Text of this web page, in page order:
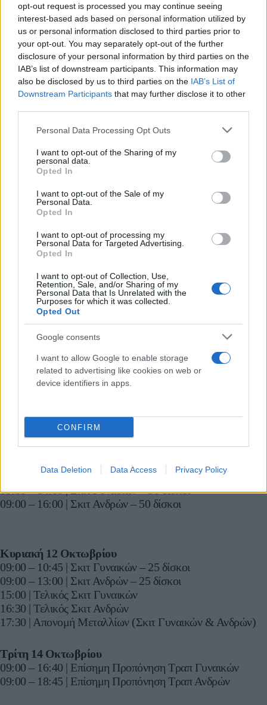
opt-out request is processed you may continue seeing
interest-based ads based on personal information utilized by
us or personal information disclosed to third parties prior to
your opt-out. You may separately opt-out of the further
disclosure of your personal information by third parties on the
IAB’s list of downstream participants. This information may
also be disclosed by us to third parties on the IAB’s List of
Downstream Participants that may further disclose it to other
Please note that this website/app uses one or more Google
not limited to your visit or usage behaviour. You may click to
grant or deny consent to Google and its third-party tags to
use your data for below specified purposes in below Google
consent section.
Personal Data Processing Opt Outs
I want to opt-out of the Sharing of my
personal data.
Opted In
I want to opt-out of the Sale of my
Personal Data.
Opted In
I want to opt-out of processing my
Personal Data for Targeted Advertising.
Opted In
I want to opt-out of Collection, Use,
Retention, Sale, and/or Sharing of my
Personal Data that Is Unrelated with the
Purposes for which it was collected.
Opted Out
Google consents
I want to allow Google to enable storage
related to advertising like cookies on web or
device identifiers in apps.
CONFIRM
Data Deletion Data Access Privacy Policy
Στο skeet των γυναικών, οι Ηνωμένες Πολιτείες
κατεβαίνουν με τριάδα-φωτιά: την τρεις φορές
Ολυμπιονίκη και θρύλο του αθλήματος,Κίμπερλι Ρόουντ
τη νούμερο ένα στον κόσμοΣαμάνθα Σάιμοντονκαι τη
φιναλίστ του περσινού ΠαγκοσμίουΝτάνια Βίτσι, όλες με
χρυσά στο Παγκόσμιο Κύπελλο φέτος. Αντίπαλο δέος
αποτελεί ηΑρίνα Κουζνέτσοβα(Ρωσία), ενώ την
ελληνική ελπίδα για μετάλλιο εκπροσωπεί η
Κατζουράκη
Λουσί Αναστασιού, την ΙταλίδαΝτιάνα Μπακόζικαι την
Τζιανγκ Γιτινγκ
Στους άνδρες, ξεχωρίζει ο τετράκις Ολυμπιονίκης
, μαζί με τους συμπαίκτες του Κρίστιαν Έλιοτ
Κόνερ Πρινς, αργυρό Ολυμπιονίκη του Παρισιού. Ισχυρές
παρουσίες αναμένονται από τον
(Ιταλία), τονΓέσπερ Χάνσεν(Δανία), τον
(Ινδία) και τονΈκτορ Φλόρες(Χιλή).
Το πρόγραμμα της διοργάνωσης
Πέμπτη 9 Οκτωβρίου
9:00-19:00 | Προπόνηση σκιτ Γυναικών & Ανδρών
Παρασκευή 10 Οκτωβρίου
09:00 – 14:00 | Σκιτ Γυναικών – 50 δίσκοι
09:00 – 16:00 | Σκιτ Ανδρών – 50 δίσκοι
Σάββατο 11 Οκτωβρίου
09:00 – 14:00 | Σκιτ Γυναικών – 50 δίσκοι
09:00 – 16:00 | Σκιτ Ανδρών – 50 δίσκοι
Κυριακή 12 Οκτωβρίου
09:00 – 10:45 | Σκιτ Γυναικών – 25 δίσκοι
09:00 – 13:00 | Σκιτ Ανδρών – 25 δίσκοι
15:00 | Τελικός Σκιτ Γυναικών
16:30 | Τελικός Σκιτ Ανδρών
17:30 | Απονομή Μεταλλίων (Σκιτ Γυναικών & Ανδρών)
Τρίτη 14 Οκτωβρίου
09:00 – 16:40 | Επίσημη Προπόνηση Τραπ Γυναικών
09:00 – 18:45 | Επίσημη Προπόνηση Τραπ Ανδρών